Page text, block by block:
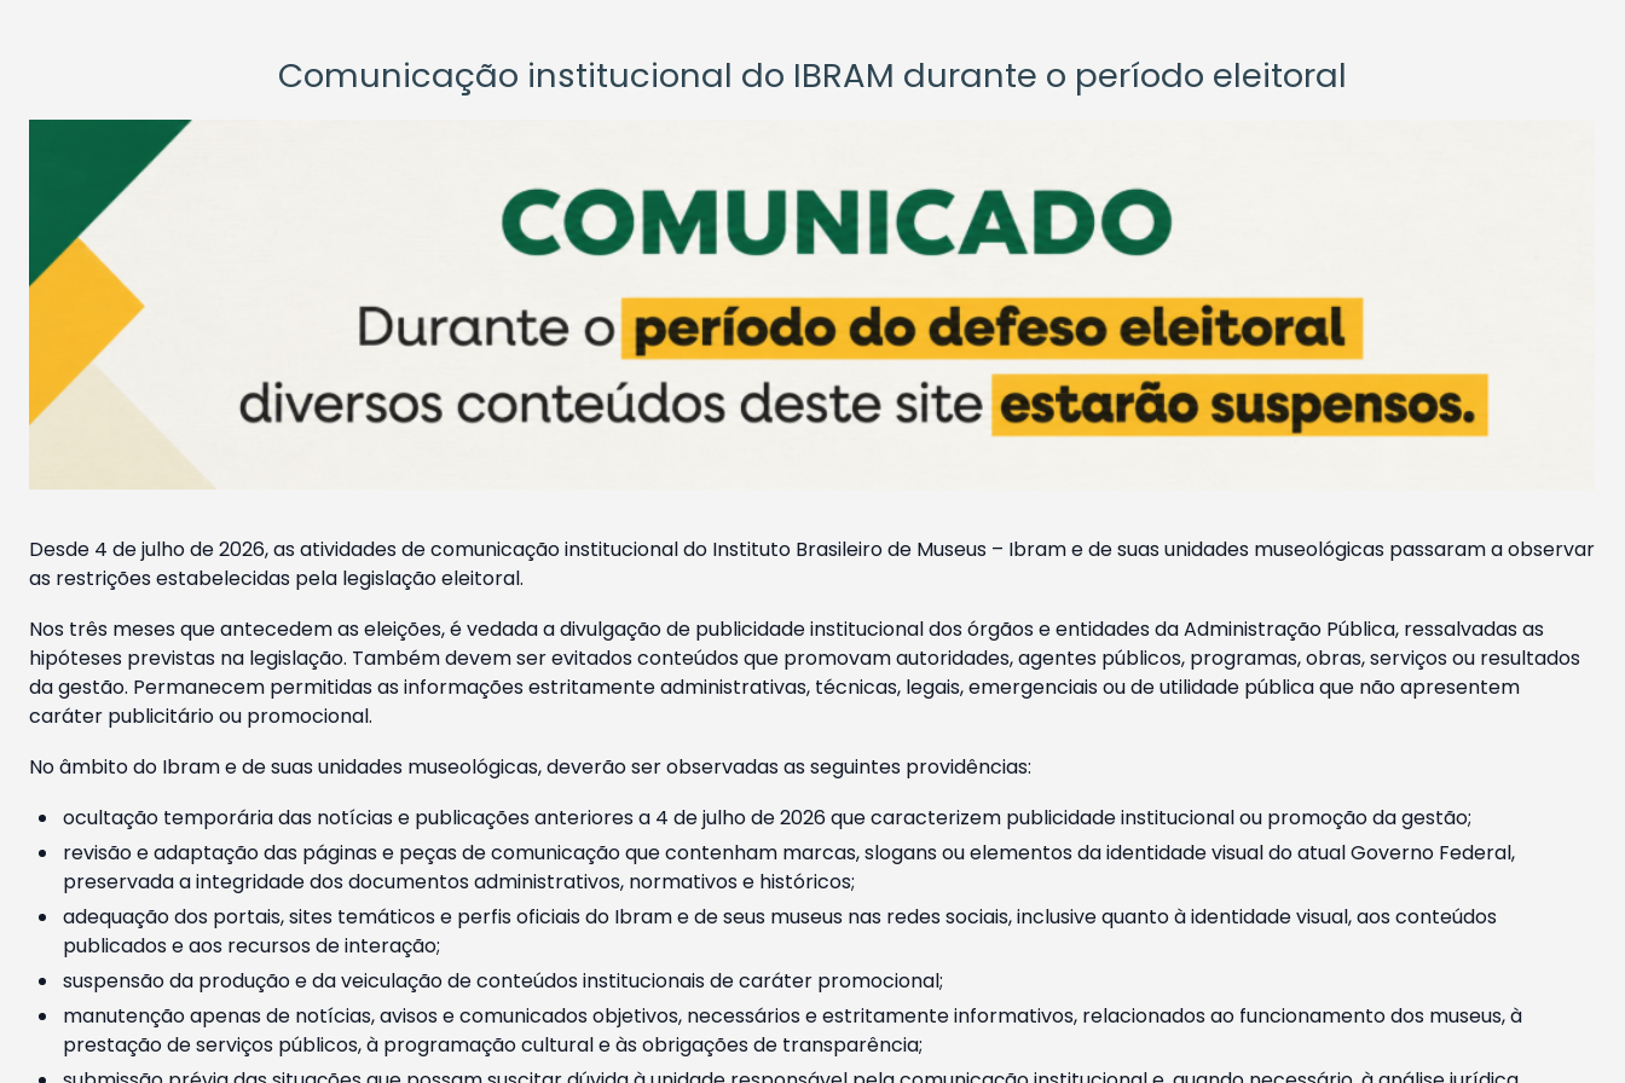
Comunicação institucional do IBRAM durante o período eleitoral
Desde 4 de julho de 2026, as atividades de comunicação institucional do Instituto Brasileiro de Museus – Ibram e de suas unidades museológicas passaram a observar
as restrições estabelecidas pela legislação eleitoral.
Nos três meses que antecedem as eleições, é vedada a divulgação de publicidade institucional dos órgãos e entidades da Administração Pública, ressalvadas as
hipóteses previstas na legislação. Também devem ser evitados conteúdos que promovam autoridades, agentes públicos, programas, obras, serviços ou resultados
da gestão. Permanecem permitidas as informações estritamente administrativas, técnicas, legais, emergenciais ou de utilidade pública que não apresentem
caráter publicitário ou promocional.
No âmbito do Ibram e de suas unidades museológicas, deverão ser observadas as seguintes providências:
ocultação temporária das notícias e publicações anteriores a 4 de julho de 2026 que caracterizem publicidade institucional ou promoção da gestão;
revisão e adaptação das páginas e peças de comunicação que contenham marcas, slogans ou elementos da identidade visual do atual Governo Federal,
preservada a integridade dos documentos administrativos, normativos e históricos;
adequação dos portais, sites temáticos e perfis oficiais do Ibram e de seus museus nas redes sociais, inclusive quanto à identidade visual, aos conteúdos
publicados e aos recursos de interação;
suspensão da produção e da veiculação de conteúdos institucionais de caráter promocional;
manutenção apenas de notícias, avisos e comunicados objetivos, necessários e estritamente informativos, relacionados ao funcionamento dos museus, à
prestação de serviços públicos, à programação cultural e às obrigações de transparência;